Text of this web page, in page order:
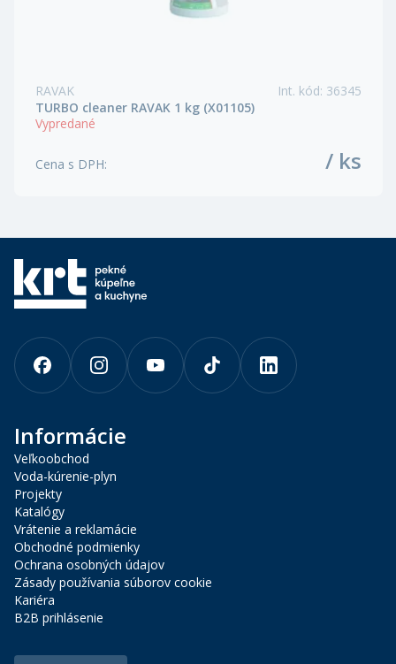
RAVAK Int. kód: 36345
TURBO cleaner RAVAK 1 kg (X01105)
Vypredané
Cena s DPH: / ks
Informácie
Veľkoobchod
Voda-kúrenie-plyn
Projekty
Katalógy
Vrátenie a reklamácie
Obchodné podmienky
Ochrana osobných údajov
Zásady používania súborov cookie
Kariéra
B2B prihlásenie